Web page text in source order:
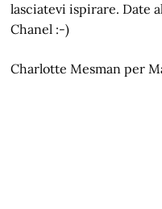
lasciatevi ispirare. Date
Chanel :-)
Charlotte Mesman per